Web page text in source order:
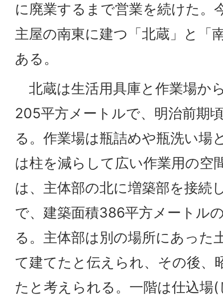
に廃業するまで営業を続けた。
主屋の南東に建つ「北蔵」と「
ある。
北蔵は生活用具庫と作業場か
205平方メートルで、明治前期
る。作業場は瓶詰めや瓶洗い場
は柱を減らして広い作業用の空
は、主体部の北に増築部を接続
で、建築面積386平方メートル
る。主体部は別の場所にあった
て建てたと伝えられ、その後、
たと考えられる。一階は仕込場